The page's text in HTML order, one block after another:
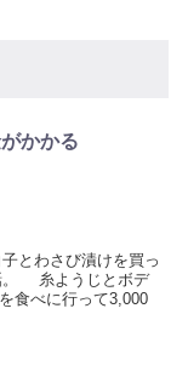
かかる
とわさび漬けを買っ
。 糸ようじとボデ
食べに行って3,000